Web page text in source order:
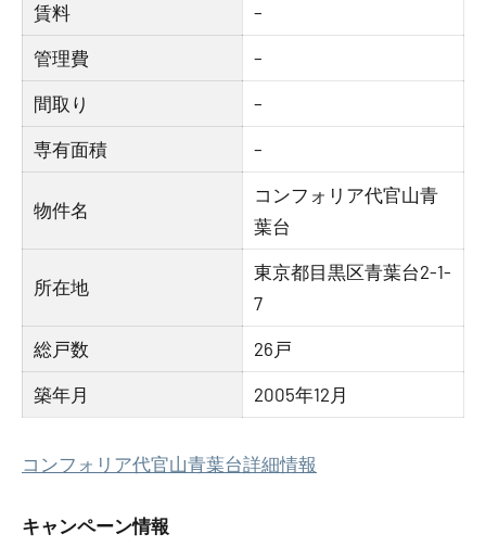
賃料 –
管理費 –
間取り –
専有面積 –
物件名
コンフォリア代官山青
葉台
所在地
東京都目黒区青葉台2-1-
7
総戸数 26戸
築年月 2005年12月
コンフォリア代官山青葉台詳細情報
キャンペーン情報